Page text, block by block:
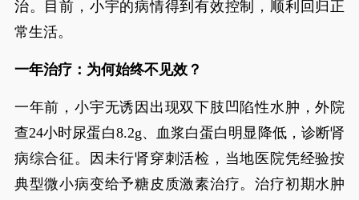
治。目前，小宇的病情得到有效控制，顺利回归正
常生活。
一年治疗：为何始终不见效？
一年前，小宇无诱因出现双下肢凹陷性水肿，外院
查24小时尿蛋白8.2g、血浆白蛋白明显降低，诊断肾
病综合征。因未行肾穿刺活检，当地医院凭经验按
典型微小病变给予糖皮质激素治疗。治疗初期水肿